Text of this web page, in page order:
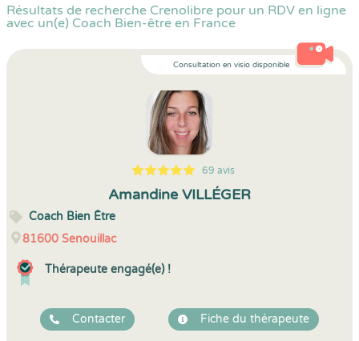
Résultats de recherche Crenolibre pour un RDV en ligne
avec un(e) Coach Bien-être en France
Consultation en visio disponible
5
1
5
69 69 avis
Amandine VILLÉGER
Coach Bien Être
81600 Senouillac
Thérapeute engagé(e) !
Contacter Fiche du thérapeute